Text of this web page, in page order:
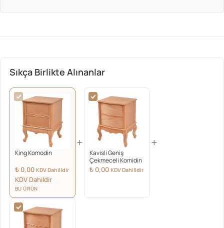
Sıkça Birlikte Alınanlar
King Komodin
₺ 0,00 KDV Dahilldir
KDV Dahildir
BU ÜRÜN
+
Kavisli Geniş
Çekmeceli Komidin
₺ 0,00 KDV Dahilldir
+